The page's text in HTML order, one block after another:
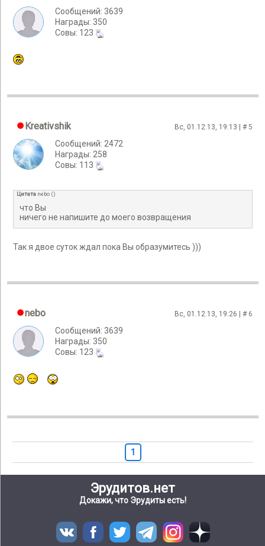
Сообщений: 3639
Награды: 350
Cовы: 123
Kreativshik Вс, 01.12.13, 19:13 | #5
Сообщений: 2472
Награды: 258
Cовы: 113
Цитата nebo ()
что Вы
ничего не напишите до моего возвращения
Так я двое суток ждал пока Вы образумитесь )))
nebo Вс, 01.12.13, 19:26 | # 6
Сообщений: 3639
Награды: 350
Cовы: 123
1
Эрудитов.нет
Докажи, что Эрудиты есть!